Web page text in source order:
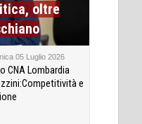
oltre
05 Luglio 2026
CNA Lombardia
e